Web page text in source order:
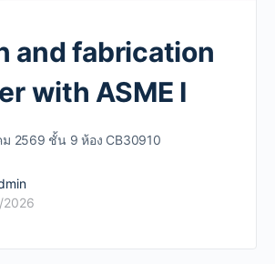
and fabrication
with ASME I
2569 ชั้น 9 ห้อง CB30910